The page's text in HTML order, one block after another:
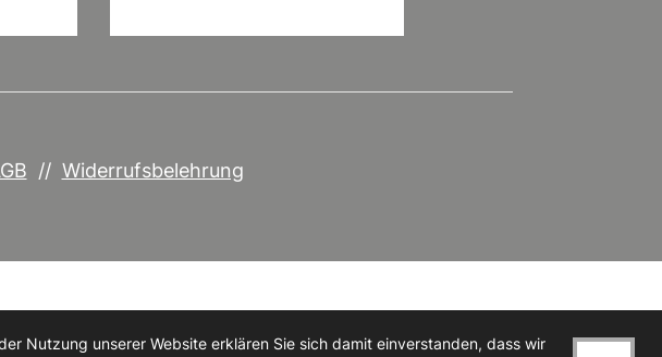
// Widerrufsbelehrung
OHG
Nutzung unserer Website erklären Sie sich damit einverstanden, dass wir